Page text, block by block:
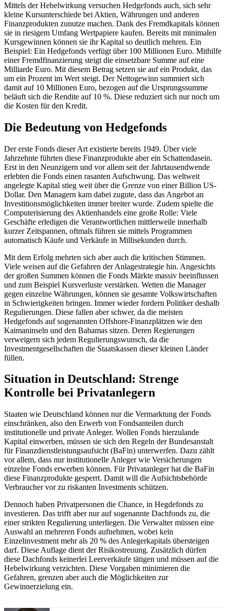
Mittels der Hebelwirkung versuchen Hedgefonds auch, sich sehr
kleine Kursunterschiede bei Aktien, Währungen und anderen
Finanzprodukten zunutze machen. Dank des Fremdkapitals können
sie in riesigem Umfang Wertpapiere kaufen. Bereits mit minimalen
Kursgewinnen können sie ihr Kapital so deutlich mehren. Ein
Beispiel: Ein Hedgefonds verfügt über 100 Millionen Euro. Mithilfe
einer Fremdfinanzierung steigt die einsetzbare Summe auf eine
Milliarde Euro. Mit diesem Betrag setzen sie auf ein Produkt, das
um ein Prozent im Wert steigt. Der Nettogewinn summiert sich
damit auf 10 Millionen Euro, bezogen auf die Ursprungssumme
beläuft sich die Rendite auf 10 %. Diese reduziert sich nur noch um
die Kosten für den Kredit.
Die Bedeutung von Hedgefonds
Der erste Fonds dieser Art existierte bereits 1949. Über viele
Jahrzehnte führten diese Finanzprodukte aber ein Schattendasein.
Erst in den Neunzigern und vor allem seit der Jahrtausendwende
erlebten die Fonds einen rasanten Aufschwung. Das weltweit
angelegte Kapital stieg weit über die Grenze von einer Billion US-
Dollar. Den Managern kam dabei zugute, dass das Angebot an
Investitionsmöglichkeiten immer breiter wurde. Zudem spielte die
Computerisierung des Aktienhandels eine große Rolle: Viele
Geschäfte erledigen die Verantwortlichen mittlerweile innerhalb
kurzer Zeitspannen, oftmals führen sie mittels Programmen
automatisch Käufe und Verkäufe in Millisekunden durch.
Mit dem Erfolg mehrten sich aber auch die kritischen Stimmen.
Viele weisen auf die Gefahren der Anlagestrategie hin. Angesichts
der großen Summen können die Fonds Märkte massiv beeinflussen
und zum Beispiel Kursverluste verstärken. Wetten die Manager
gegen einzelne Währungen, können sie gesamte Volkswirtschaften
in Schwierigkeiten bringen. Immer wieder fordern Politiker deshalb
Regulierungen. Diese fallen aber schwer, da die meisten
Hedgefonds auf sogenannten Offshore-Finanzplätzen wie den
Kaimaninseln und den Bahamas sitzen. Deren Regierungen
verweigern sich jedem Regulierungswunsch, da die
Investmentgesellschaften die Staatskassen dieser kleinen Länder
füllen.
Situation in Deutschland: Strenge
Kontrolle bei Privatanlegern
Staaten wie Deutschland können nur die Vermarktung der Fonds
einschränken, also den Erwerb von Fondsanteilen durch
institutionelle und private Anleger. Wollen Fonds hierzulande
Kapital einwerben, müssen sie sich den Regeln der Bundesanstalt
für Finanzdienstleistungsaufsicht (BaFin) unterwerfen. Dazu zählt
vor allem, dass nur institutionelle Anleger wie Versicherungen
einzelne Fonds erwerben können. Für Privatanleger hat die BaFin
diese Finanzprodukte gesperrt. Damit will die Aufsichtsbehörde
Verbraucher vor zu riskanten Investments schützen.
Dennoch haben Privatpersonen die Chance, in Hegdefonds zu
investieren. Das trifft aber nur auf sogenannte Dachfonds zu, die
einer strikten Regulierung unterliegen. Die Verwalter müssen eine
Auswahl an mehreren Fonds aufnehmen, wobei kein
Einzelinvestment mehr als 20 % des Anlegerkapitals übersteigen
darf. Diese Auflage dient der Risikostreuung. Zusätzlich dürfen
diese Dachfonds keinerlei Leerverkäufe tätigen und müssen auf die
Hebelwirkung verzichten. Diese Vorgaben minimieren die
Gefahren, grenzen aber auch die Möglichkeiten zur
Gewinnerzielung ein.